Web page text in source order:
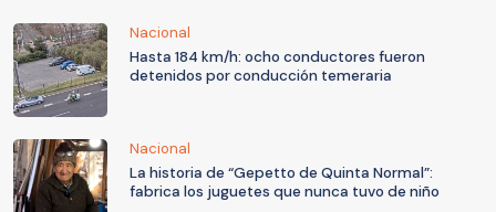
Nacional
Hasta 184 km/h: ocho conductores fueron
detenidos por conducción temeraria
Nacional
La historia de “Gepetto de Quinta Normal”:
fabrica los juguetes que nunca tuvo de niño